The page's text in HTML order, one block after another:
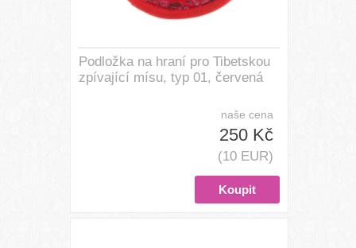
Podložka na hraní pro Tibetskou
zpívající mísu, typ 01, červená
naše cena
250 Kč
(10 EUR)